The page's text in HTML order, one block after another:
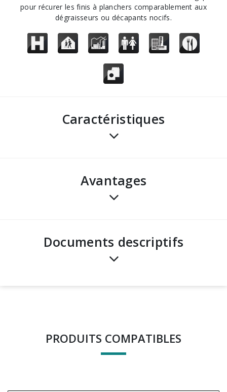
pour récurer les finis à planchers comparablement aux
dégraisseurs ou décapants nocifs.
Caractéristiques
avantages
Documents descriptifs
PRODUITS COMPATIBLES